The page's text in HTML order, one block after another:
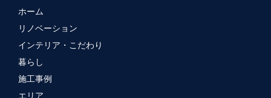
ホーム
リノベーション
インテリア・こだわり
暮らし
施工事例
エリア